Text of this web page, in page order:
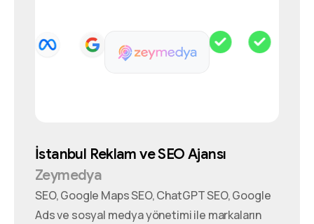
İstanbul ReklamveSEOAjansı
Zeymedya
SEO, Google Maps SEO, ChatGPT SEO, Google
Ads ve sosyal medya yönetimi ile markaların